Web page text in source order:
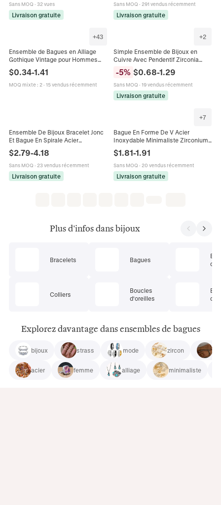
Sans MOQ · 32 vues
Livraison gratuite
Sans MOQ · 291 vendus récemment
Livraison gratuite
+43
Ensemble de Bagues en Alliage
Gothique Vintage pour Hommes
Femmes Punk Argent Strass Cœur
Serpent Papillon Bagues Creuses
Bijoux Bohème Cadeau
$0.34-1.41
MOQ mixte: 2· 15 vendus récemment
+2
Simple Ensemble de Bijoux en
Cuivre Avec Pendentif Zirconia
Déclaration d'Amour Arabe Collier
Bracelet Bague Plaqué Or Rose
Femme
-5% $0.68-1.29
Sans MOQ · 19 vendus récemment
Livraison gratuite
Ensemble De Bijoux Bracelet Jonc
Et Bague En Spirale Acier
Inoxydable Manchette Ouverte
Minimaliste Moderne
$2.79-4.18
Sans MOQ · 23 vendus récemment
Livraison gratuite
+7
Bague En Forme De V Acier
Inoxydable Minimaliste Zirconium
Plaqué Or Bijoux Pour Femmes
$1.81-1.91
Sans MOQ · 20 vendus récemment
Livraison gratuite
Plus d'infos dans bijoux
Bracelets
Colliers
Bagues
Boucles
d'oreilles
de
Explorez davantage dans ensembles de bagues
bijoux strass mode zircon
acier femme alliage minimaliste